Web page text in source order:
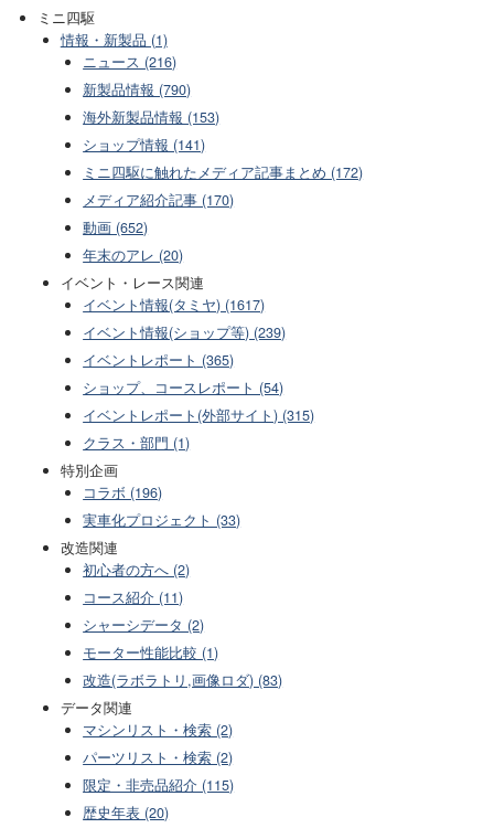
ミニ四駆
情報・新製品 (1)
ニュース (216)
新製品情報 (790)
海外新製品情報 (153)
ショップ情報 (141)
ミニ四駆に触れたメディア記事まとめ (172)
メディア紹介記事 (170)
動画 (652)
年末のアレ (20)
イベント・レース関連
イベント情報(タミヤ) (1617)
イベント情報(ショップ等) (239)
イベントレポート (365)
ショップ、コースレポート (54)
イベントレポート(外部サイト) (315)
クラス・部門 (1)
特別企画
コラボ (196)
実車化プロジェクト (33)
改造関連
初心者の方へ (2)
コース紹介 (11)
シャーシデータ (2)
モーター性能比較 (1)
改造(ラボラトリ,画像ロダ) (83)
データ関連
マシンリスト・検索 (2)
パーツリスト・検索 (2)
限定・非売品紹介 (115)
歴史年表 (20)